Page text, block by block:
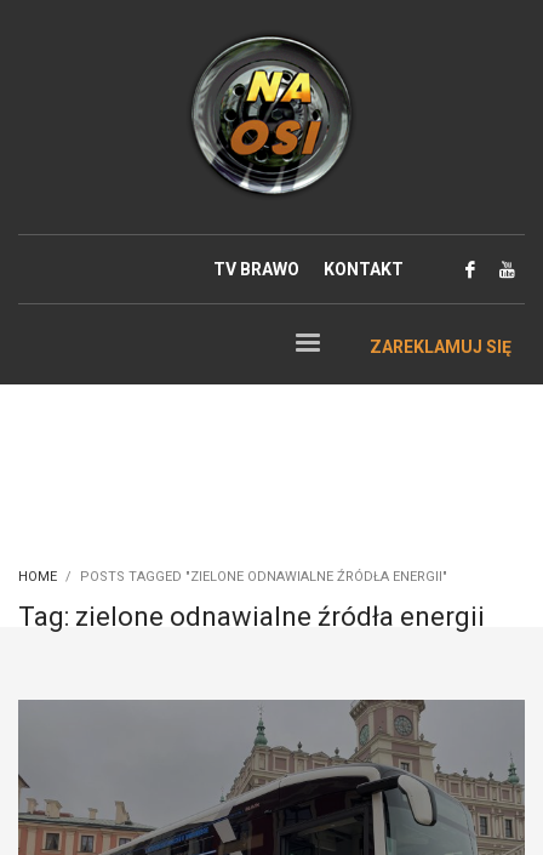
TV BRAWO KONTAKT
ZAREKLAMUJ SIĘ
HOME POSTS TAGGED "ZIELONE ODNAWIALNE ŹRÓDŁA ENERGII"
Tag: zielone odnawialne źródła energii